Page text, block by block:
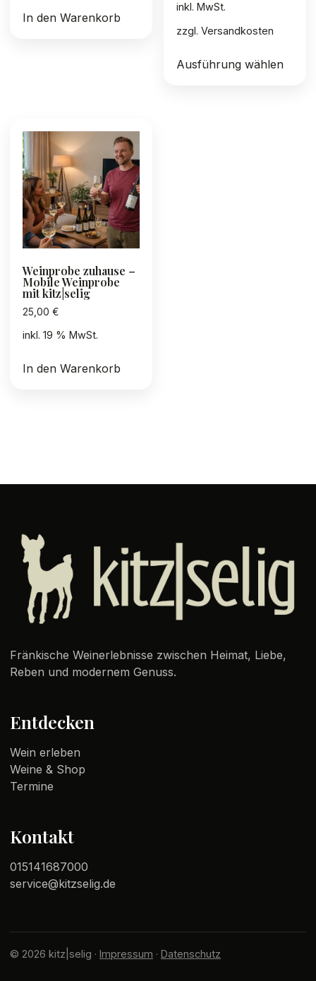
In den Warenkorb
inkl. MwSt.
zzgl.Versandkosten
Ausführung wählen
Weinprobe zuhause –
Mobile Weinprobe
mit kitz|selig
25,00 €
inkl. 19 % MwSt.
In den Warenkorb
Fränkische Weinerlebnisse zwischen Heimat, Liebe,
Reben und modernem Genuss.
Entdecken
Wein erleben
Weine & Shop
Termine
Kontakt
015141687000
service@kitzselig.de
© 2026 kitz|selig · Impressum · Datenschutz